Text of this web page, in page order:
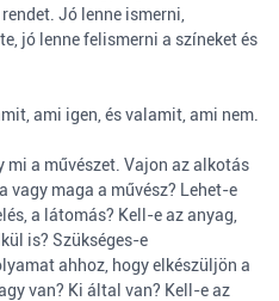
Jó lenne ismerni,
jó lenne felismerni a színeket és
ami igen, és valamit, ami nem.
mi a művészet. Vajon az alkotás
vagy maga a művész? Lehet-e
a látomás? Kell-e az anyag,
is? Szükséges-e
ahhoz, hogy elkészüljön a
van? Ki által van? Kell-e az